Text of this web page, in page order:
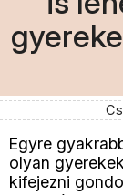
Egyre
olyan
kifejezni